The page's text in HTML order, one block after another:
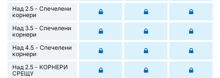
Над 2.5 - Спечелени
корнери
Над 3.5 - Спечелени
корнери
Над 4.5 - Спечелени
корнери
Над 2.5 - КОРНЕРИ
СРЕЩУ